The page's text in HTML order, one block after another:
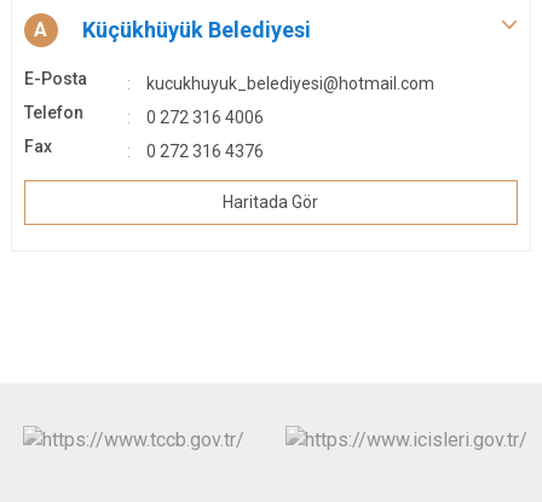
A Küçükhüyük Belediyesi
E-Posta
kucukhuyuk_belediyesi@hotmail.com
Telefon
0 272 316 4006
Fax
0 272 316 4376
Haritada Gör